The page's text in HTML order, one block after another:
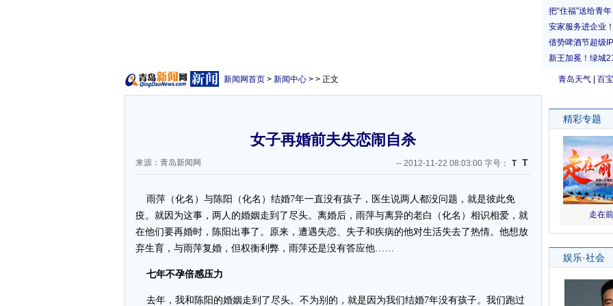
青岛天气 百
新闻网首页 > 新闻中心 > > 正文
女子再婚前夫失恋闹自杀
来源：青岛新闻网 -- 2012-11-22 08:03:00 字号： T T
雨萍（化名）与陈阳（化名）结婚7年一直没有孩子，医生说两人都没问题，就是彼此免
疫。就因为这事，两人的婚姻走到了尽头。离婚后，雨萍与离异的老白（化名）相识相爱，就
在他们要再婚时，陈阳出事了。原来，遭遇失恋、失子和疾病的他对生活失去了热情。他想放
弃生育，与雨萍复婚，但权衡利弊，雨萍还是没有答应他……
七年不孕倍感压力
去年，我和陈阳的婚姻走到了尽头。不为别的，就是因为我们结婚7年没有孩子。我们跑过